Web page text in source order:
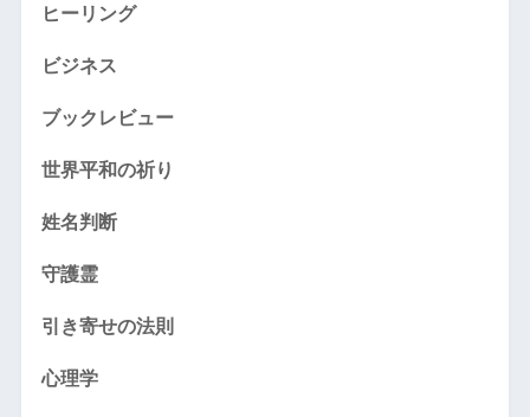
ヒーリング
ビジネス
ブックレビュー
世界平和の祈り
姓名判断
守護霊
引き寄せの法則
心理学